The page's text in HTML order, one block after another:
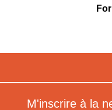
M'inscrire à la